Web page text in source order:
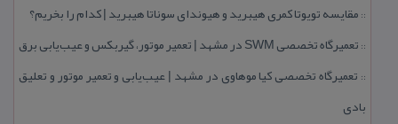
:: مقایسه تویوتا كمری هیبرید و هیوندای سوناتا هیبرید | كدام را بخریم؟
:: تعمیرگاه تخصصی SWM در مشهد | تعمیر موتور، گیربكس و عیب‌یابی برق
:: تعمیرگاه تخصصی كیا موهاوی در مشهد | عیب‌یابی و تعمیر موتور و تعلیق
بادی